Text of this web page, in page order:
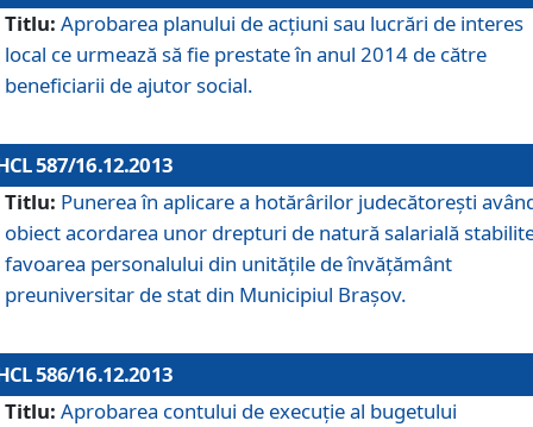
Titlu: Aprobarea planului de acţiuni sau lucrări de interes
local ce urmează să fie prestate în anul 2014 de către
beneficiarii de ajutor social.
587/16.12.2013
Titlu: Punerea în aplicare a hotărârilor judecătoreşti
obiect acordarea unor drepturi de natură salarială
favoarea personalului din unităţile de învăţământ
preuniversitar de stat din Municipiul Braşov.
586/16.12.2013
Titlu: Aprobarea contului de execuţie al bugetului